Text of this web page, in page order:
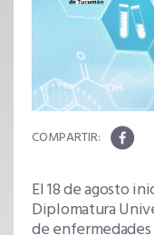
El 18 de agosto
Diplomatura